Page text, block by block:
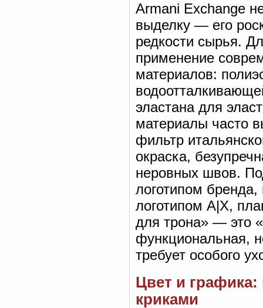
Armani Exchange
выделку — его
редкости сырья.
применение
материалов:
эластана для
материалы часто
фильтр
окраска,
неровных швов.
логотипом
логотипом A|X,
для трона» — это
функциональная,
требует особого
Цвет и
криками